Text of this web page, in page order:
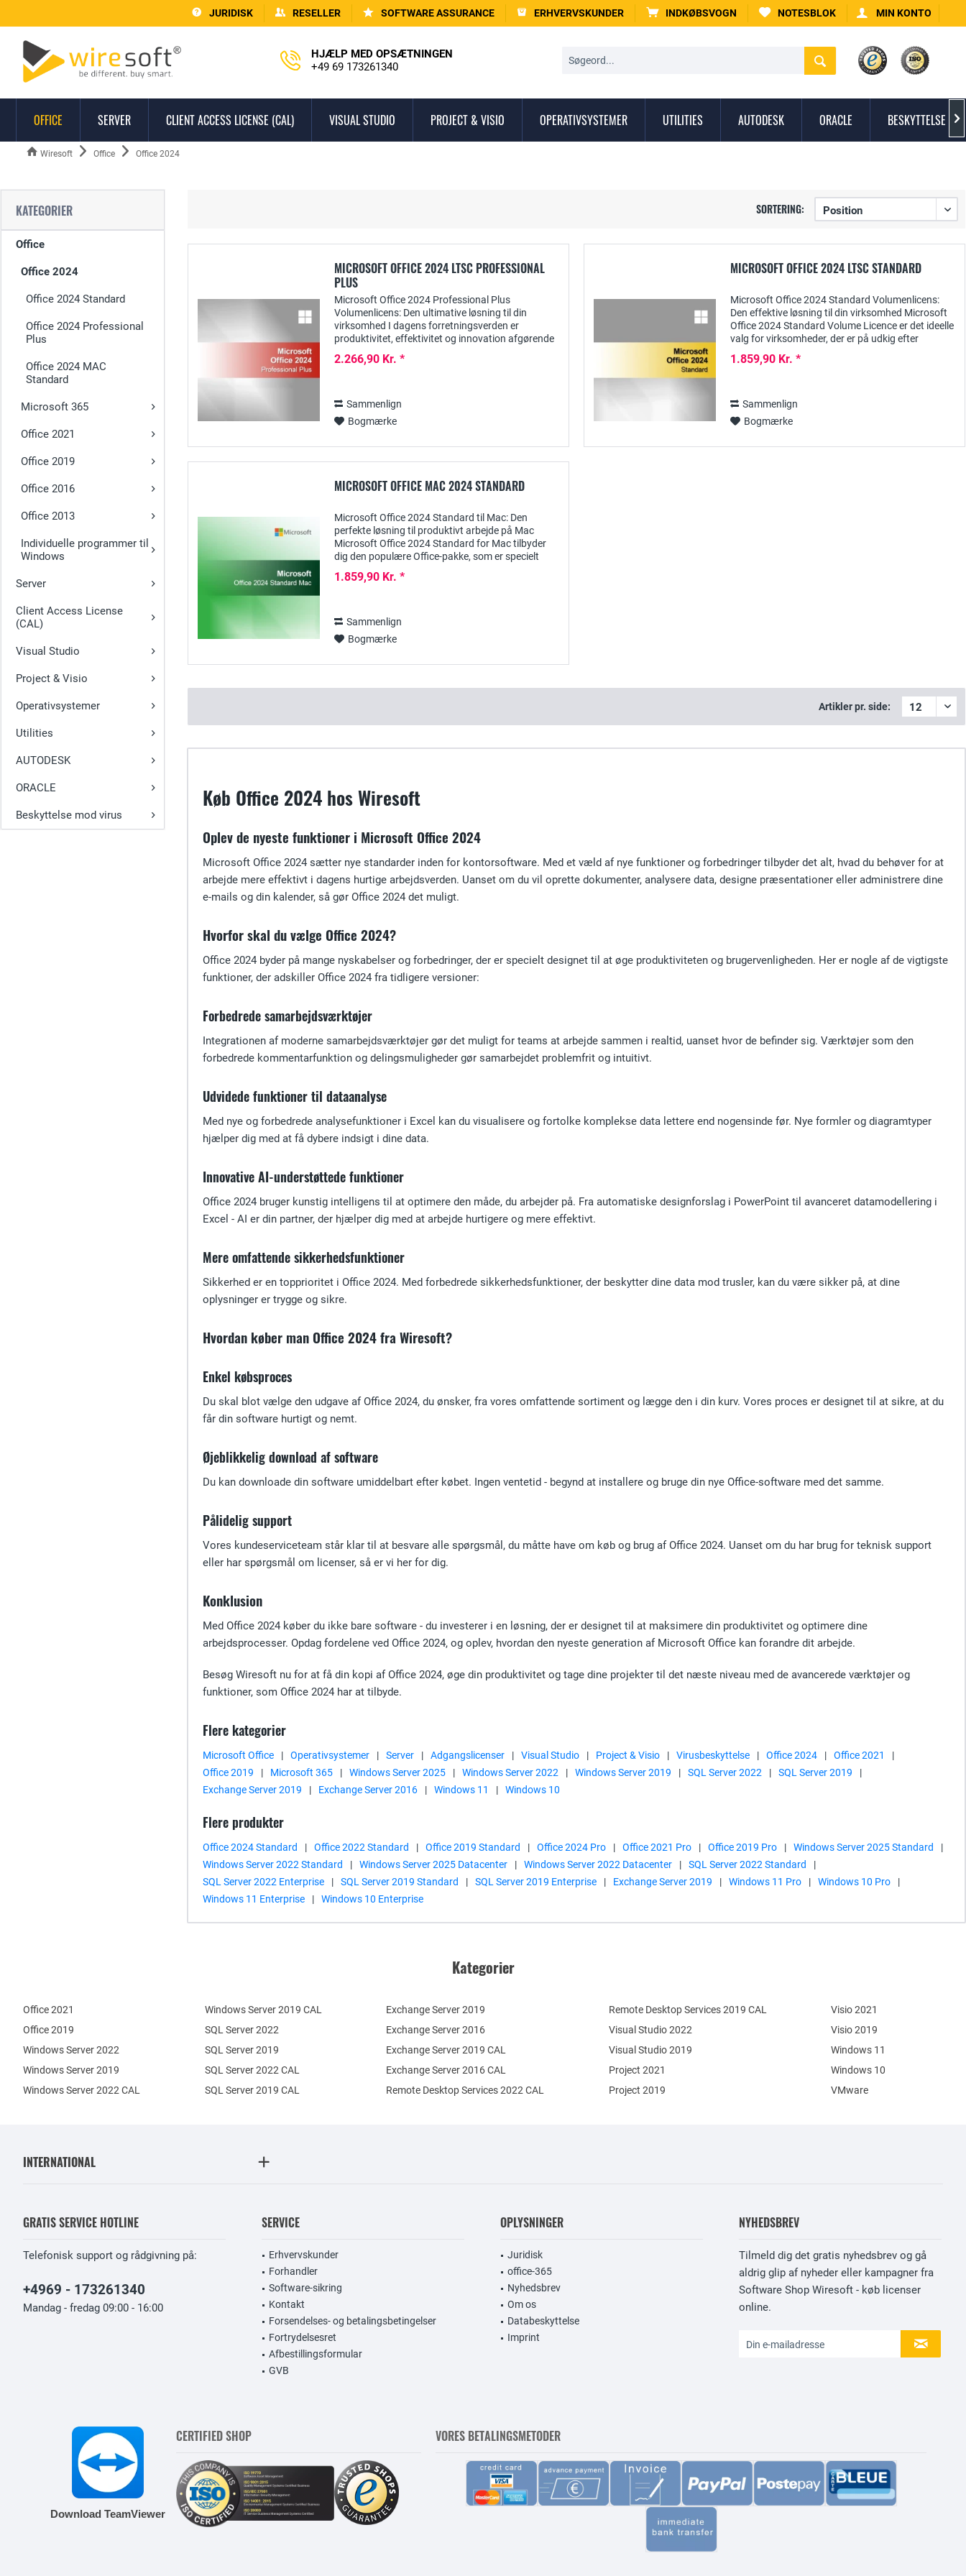
JURIDISK RESELLER SOFTWARE ASSURANCE ERHVERVSKUNDER INDKØBSVOGN NOTESBLOK MIN KONTO
HJÆLP MED OPSÆTNINGEN
+49 69 173261340
OFFICE SERVER CLIENT ACCESS LICENSE (CAL) VISUAL STUDIO PROJECT & VISIO OPERATIVSYSTEMER UTILITIES AUTODESK ORACLE BESKYTTELSE 
Wiresoft Office Office 2024
KATEGORIER
Office
Office 2024
Office 2024 Standard
Office 2024 Professional
Plus
Office 2024 MAC
Standard
Microsoft 365
Office 2021
Office 2019
Office 2016
Office 2013
Individuelle programmer til
Windows
Server
Client Access License
(CAL)
Visual Studio
Project & Visio
Operativsystemer
Utilities
AUTODESK
ORACLE
Beskyttelse mod virus
SORTERING:
MICROSOFT OFFICE 2024 LTSC PROFESSIONAL
PLUS
Microsoft Office 2024 Professional Plus
Volumenlicens: Den ultimative løsning til din
virksomhed I dagens forretningsverden er
produktivitet, effektivitet og innovation afgørende
Plus...
2.266,90 Kr. *
Sammenlign
Bogmærke
MICROSOFT OFFICE 2024 LTSC STANDARD
Microsoft Office 2024 Standard Volumenlicens:
Den effektive løsning til din virksomhed Microsoft
Office 2024 Standard Volume Licence er det ideelle
valg for virksomheder, der er på udkig efter
1.859,90 Kr. *
Sammenlign
Bogmærke
MICROSOFT OFFICE MAC 2024 STANDARD
Microsoft Office 2024 Standard til Mac: Den
perfekte løsning til produktivt arbejde på Mac
Microsoft Office 2024 Standard for Mac tilbyder
dig den populære Office-pakke, som er specielt
omfattende...
1.859,90 Kr. *
Sammenlign
Bogmærke
Artikler pr. side:
Køb Office 2024 hos Wiresoft
Oplev de nyeste funktioner i Microsoft Office 2024
Microsoft Office 2024 sætter nye standarder inden for kontorsoftware. Med et væld af nye funktioner og forbedringer tilbyder det alt, hvad du behøver for at
arbejde mere effektivt i dagens hurtige arbejdsverden. Uanset om du vil oprette dokumenter, analysere data, designe præsentationer eller administrere dine
e-mails og din kalender, så gør Office 2024 det muligt.
Hvorfor skal du vælge Office 2024?
Office 2024 byder på mange nyskabelser og forbedringer, der er specielt designet til at øge produktiviteten og brugervenligheden. Her er nogle af de vigtigste
funktioner, der adskiller Office 2024 fra tidligere versioner:
Forbedrede samarbejdsværktøjer
Integrationen af moderne samarbejdsværktøjer gør det muligt for teams at arbejde sammen i realtid, uanset hvor de befinder sig. Værktøjer som den
forbedrede kommentarfunktion og delingsmuligheder gør samarbejdet problemfrit og intuitivt.
Udvidede funktioner til dataanalyse
Med nye og forbedrede analysefunktioner i Excel kan du visualisere og fortolke komplekse data lettere end nogensinde før. Nye formler og diagramtyper
hjælper dig med at få dybere indsigt i dine data.
Innovative AI-understøttede funktioner
Office 2024 bruger kunstig intelligens til at optimere den måde, du arbejder på. Fra automatiske designforslag i PowerPoint til avanceret datamodellering i
Excel - AI er din partner, der hjælper dig med at arbejde hurtigere og mere effektivt.
Mere omfattende sikkerhedsfunktioner
Sikkerhed er en topprioritet i Office 2024. Med forbedrede sikkerhedsfunktioner, der beskytter dine data mod trusler, kan du være sikker på, at dine
oplysninger er trygge og sikre.
Hvordan køber man Office 2024 fra Wiresoft?
Enkel købsproces
Du skal blot vælge den udgave af Office 2024, du ønsker, fra vores omfattende sortiment og lægge den i din kurv. Vores proces er designet til at sikre, at du
får din software hurtigt og nemt.
Øjeblikkelig download af software
Du kan downloade din software umiddelbart efter købet. Ingen ventetid - begynd at installere og bruge din nye Office-software med det samme.
Pålidelig support
Vores kundeserviceteam står klar til at besvare alle spørgsmål, du måtte have om køb og brug af Office 2024. Uanset om du har brug for teknisk support
eller har spørgsmål om licenser, så er vi her for dig.
Konklusion
Med Office 2024 køber du ikke bare software - du investerer i en løsning, der er designet til at maksimere din produktivitet og optimere dine
arbejdsprocesser. Opdag fordelene ved Office 2024, og oplev, hvordan den nyeste generation af Microsoft Office kan forandre dit arbejde.
Besøg Wiresoft nu for at få din kopi af Office 2024, øge din produktivitet og tage dine projekter til det næste niveau med de avancerede værktøjer og
funktioner, som Office 2024 har at tilbyde.
Flere kategorier
Microsoft Office | Operativsystemer | Server | Adgangslicenser | Visual Studio | Project & Visio | Virusbeskyttelse | Office 2024 | Office 2021
|
Office 2019
| Microsoft 365 | Windows Server 2025 | Windows Server 2022 | Windows Server 2019 | SQL Server 2022 | SQL Server 2019
|
Exchange Server 2019
| Exchange Server 2016 | Windows 11 | Windows 10
Flere produkter
Office 2024 Standard | Office 2022 Standard | Office 2019 Standard | Office 2024 Pro | Office 2021 Pro | Office 2019 Pro | Windows Server 2025 Standard
|
Windows Server 2022 Standard
| Windows Server 2025 Datacenter | Windows Server 2022 Datacenter | SQL Server 2022 Standard
|
SQL Server 2022 Enterprise
| SQL Server 2019 Standard | SQL Server 2019 Enterprise | Exchange Server 2019 | Windows 11 Pro | Windows 10 Pro
|
Windows 11 Enterprise
| Windows 10 Enterprise
Kategorier
Office 2021
Office 2019
Windows Server 2022
Windows Server 2019
Exchange Server 2019
Exchange Server 2016
SQL Server 2022
SQL Server 2019
Windows Server 2022 CAL
Windows Server 2019 CAL
SQL Server 2022 CAL
SQL Server 2019 CAL
Remote Desktop Services 2022 CAL
Remote Desktop Services 2019 CAL
Exchange Server 2019 CAL
Exchange Server 2016 CAL
Visual Studio 2022
Visual Studio 2019
Project 2021
Project 2019
Visio 2021
Visio 2019
Windows 11
Windows 10
VMware
INTERNATIONAL
GRATIS SERVICE HOTLINE
Telefonisk support og rådgivning på:
+4969 - 173261340
Mandag - fredag 09:00 - 16:00
SERVICE
Erhvervskunder
Forhandler
Software-sikring
Kontakt
Forsendelses- og betalingsbetingelser
Fortrydelsesret
Afbestillingsformular
GVB
OPLYSNINGER
Juridisk
office-365
Nyhedsbrev
Om os
Databeskyttelse
Imprint
NYHEDSBREV
Tilmeld dig det gratis nyhedsbrev og gå
aldrig glip af nyheder eller kampagner fra
Software Shop Wiresoft - køb licenser
online.
Download TeamViewer
CERTIFIED SHOP VORES BETALINGSMETODER